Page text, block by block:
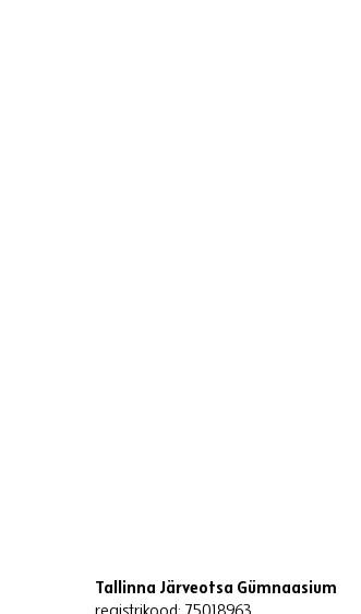
Tallinna Järveotsa Gümnaasium